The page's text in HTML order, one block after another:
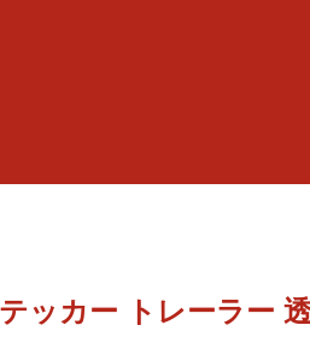
ッカー トレーラー